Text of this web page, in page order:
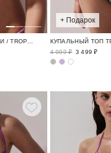
+ Подарок
4 999 ₽ 3 499 ₽